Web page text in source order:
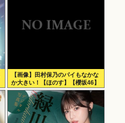
【画像】田村保乃のパイもなかな
か大きい！【ほのす】【櫻坂46】